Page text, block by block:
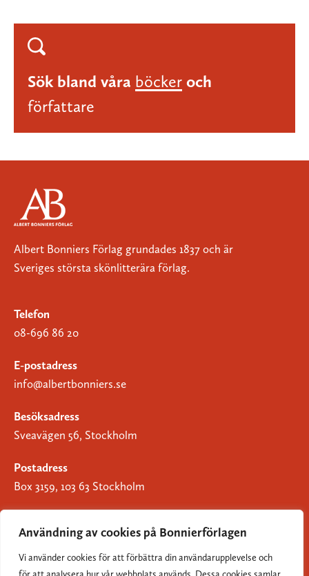
Användning av cookies på Bonnierförlagen
Vi använder cookies för att förbättra din användarupplevelse och
Sök bland våra böcker och
författare
Albert Bonniers Förlag grundades 1837 och är
Sveriges största skönlitterära förlag.
Telefon
08-696 86 20
E-postadress
info@albertbonniers.se
Besöksadress
Sveavägen 56, Stockholm
Postadress
Box 3159, 103 63 Stockholm
Om Bonnierförlagen